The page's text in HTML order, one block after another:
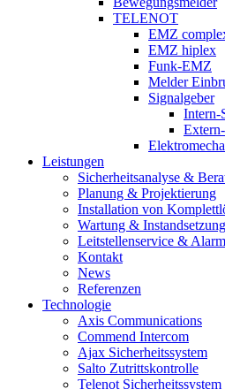
TELENOT
EMZ
EMZ hiplex
Funk-EMZ
Melder
Signalgeber
Intern-
Leistungen
Sicherheitsanalyse &
Planung & Projektierung​
Installation von
Wartung & Instandsetzung
Leitstellenservice &
Kontakt
News
Referenzen
Technologie
Axis Communications
Commend Intercom
Ajax Sicherheitssystem​
Salto Zutrittskontrolle
Telenot Sicherheitssystem